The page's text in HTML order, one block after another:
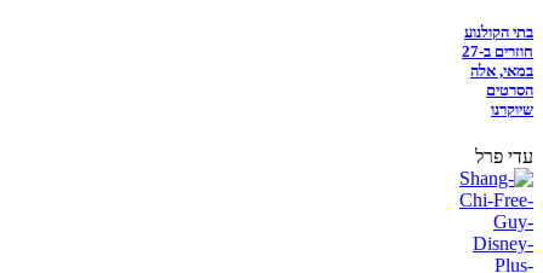
בתי הקולנוע
חוזרים ב-27
במאי, אלה
הסרטים
שיוקרנו
עדי פרל